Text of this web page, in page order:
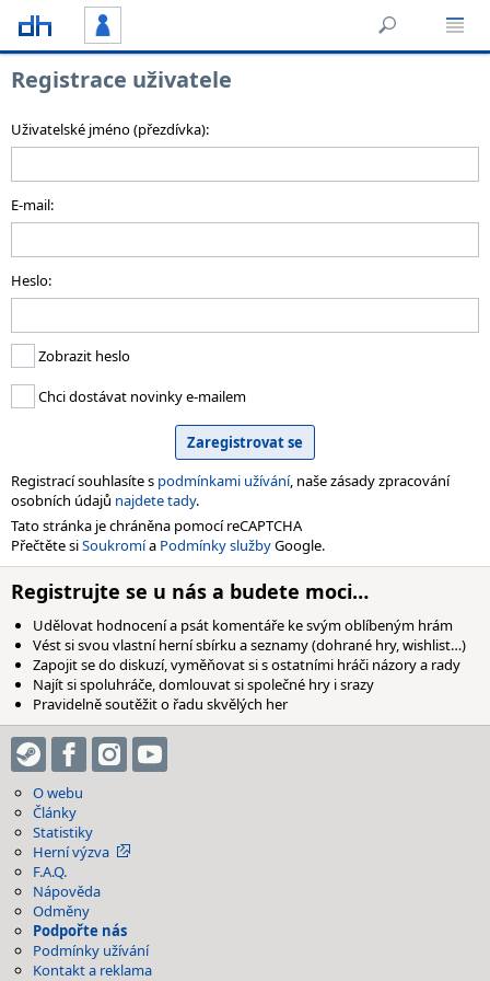
Registrace uživatele
Uživatelské jméno (přezdívka):
E-mail:
Heslo:
Zobrazit heslo
Chci dostávat novinky e-mailem
Registrací souhlasíte s podmínkami užívání, naše zásady zpracování
osobních údajů najdete tady.
Tato stránka je chráněna pomocí reCAPTCHA
Přečtěte siSoukromía Podmínky službyGoogle.
Registrujte se u nás a budete moci…
Udělovat hodnocení a psát komentáře ke svým oblíbeným hrám
Vést si svou vlastní herní sbírku a seznamy (dohrané hry, wishlist…)
Zapojit se do diskuzí, vyměňovat si s ostatními hráči názory a rady
Najít si spoluhráče, domlouvat si společné hry i srazy
Pravidelně soutěžit o řadu skvělých her
O webu
Články
Statistiky
Herní výzva
F.A.Q.
Nápověda
Odměny
Podpořte nás
Podmínky užívání
Kontakt a reklama